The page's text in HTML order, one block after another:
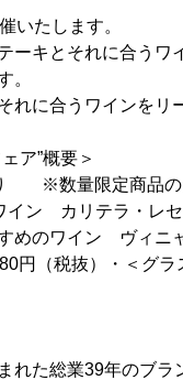
いたします。
キとそれに合うワ
。
に合うワインをリ
ア”概要＞
※数量限定商品の
イン カリテラ・レ
ン ヴィニャ・
）・＜グラス＞
れた総業39年のブ